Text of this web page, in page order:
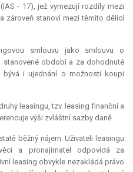
- 17), jež vymezují rozdíly mezi
zároveň stanoví mezi těmito dělicí
smlouvu jako smlouvu o
stanovené období a za dohodnuté
bývá i ujednání o možnosti koupi
leasingu, tzv. leasing finanční a
výši zvláštní sazby daně.
běžný nájem. Uživateli leasingu
a pronajímatel odpovídá za
leasing obvykle nezakládá právo